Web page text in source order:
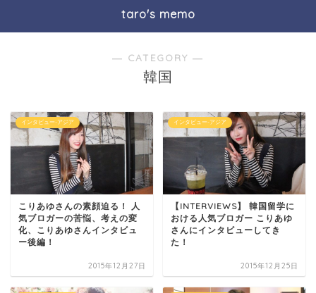
taro's memo
― CATEGORY ―
韓国
インタビュー-アジア
こりあゆさんの素顔迫る！ 人
気ブロガーの苦悩、考えの変
化、こりあゆさんインタビュ
ー後編！
2015年12月27日
インタビュー-アジア
【INTERVIEWS】 韓国留学に
おける人気ブロガー こりあゆ
さんにインタビューしてき
た！
2015年12月25日